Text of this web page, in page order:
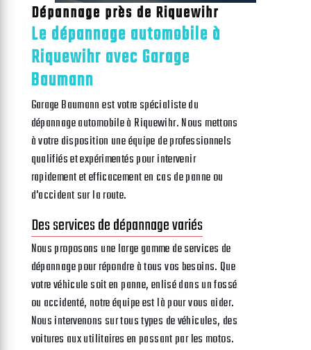
Dépannage près de Riquewihr
Le dépannage automobile à
Riquewihr avec Garage
Baumann
Garage Baumann est votre spécialiste du
dépannage automobile à Riquewihr. Nous mettons
à votre disposition une équipe de professionnels
qualifiés et expérimentés pour intervenir
rapidement et efficacement en cas de panne ou
d'accident sur la route.
Des services de dépannage variés
Nous proposons une large gamme de services de
dépannage pour répondre à tous vos besoins. Que
votre véhicule soit en panne, enlisé dans un fossé
ou accidenté, notre équipe est là pour vous aider.
Nous intervenons sur tous types de véhicules, des
voitures aux utilitaires en passant par les motos.